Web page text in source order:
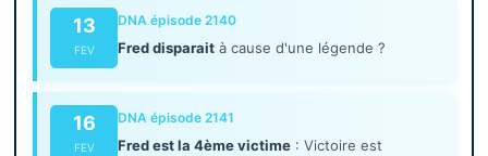
13
FEV
DNA épisode 2140
Fred disparait à cause d'une légende ?
16
FEV
DNA épisode 2141
Fred est la 4ème victime : Victoire est